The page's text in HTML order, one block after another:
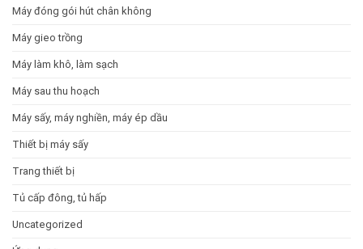
Máy đóng gói hút chân không
Máy gieo trồng
Máy làm khô, làm sạch
Máy sau thu hoạch
Máy sấy, máy nghiền, máy ép dầu
Thiết bị máy sấy
Trang thiết bị
Tủ cấp đông, tủ hấp
Uncategorized